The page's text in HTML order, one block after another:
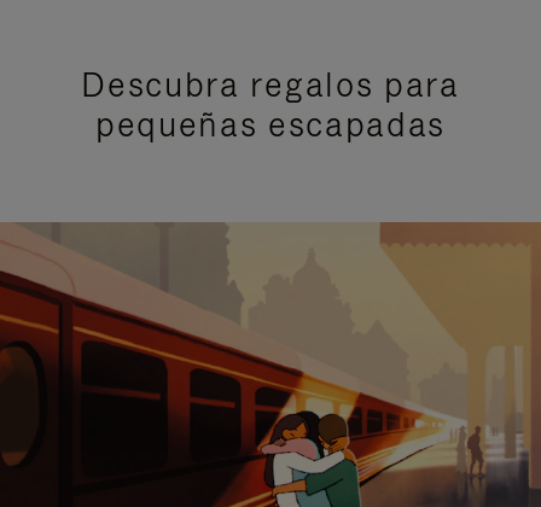
Descubra regalos para
pequeñas escapadas